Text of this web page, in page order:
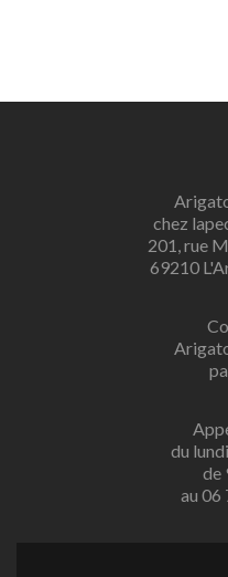
chez
201, rue
69210
du
de
au 06